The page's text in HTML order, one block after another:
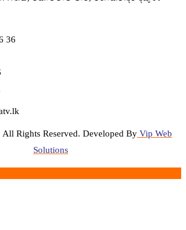
36
Rights Reserved. Developed By Vip Web
Solutions